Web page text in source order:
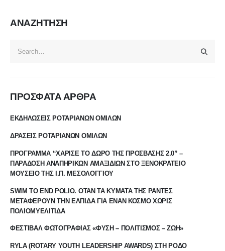
ΑΝΑΖΗΤΗΣΗ
ΠΡΟΣΦΑΤΑ ΑΡΘΡΑ
ΕΚΔΗΛΩΣΕΙΣ ΡΟΤΑΡΙΑΝΩΝ ΟΜΙΛΩΝ
ΔΡΑΣΕΙΣ ΡΟΤΑΡΙΑΝΩΝ ΟΜΙΛΩΝ
ΠΡΟΓΡΑΜΜΑ “ΧΑΡΙΣΕ ΤΟ ΔΩΡΟ ΤΗΣ ΠΡΟΣΒΑΣΗΣ 2.0” –
ΠΑΡΑΔΟΣΗ ΑΝΑΠΗΡΙΚΩΝ ΑΜΑΞΙΔΙΩΝ ΣΤΟ ΞΕΝΟΚΡΑΤΕΙΟ
ΜΟΥΣΕΙΟ ΤΗΣ Ι.Π. ΜΕΣΟΛΟΓΓΙΟΥ
SWIM TO END POLIO. ΟΤΑΝ ΤΑ ΚΥΜΑΤΑ ΤΗΣ ΡΑΝΤΕΣ
ΜΕΤΑΦΕΡΟΥΝ ΤΗΝ ΕΛΠΙΔΑ ΓΙΑ ΕΝΑΝ ΚΟΣΜΟ ΧΩΡΙΣ
ΠΟΛΙΟΜΥΕΛΙΤΙΔΑ
ΦΕΣΤΙΒΑΛ ΦΩΤΟΓΡΑΦΙΑΣ «ΦΥΣΗ – ΠΟΛΙΤΙΣΜΟΣ – ΖΩΗ»
RYLA (ROTARY YOUTH LEADERSHIP AWARDS) ΣΤΗ ΡΟΔΟ